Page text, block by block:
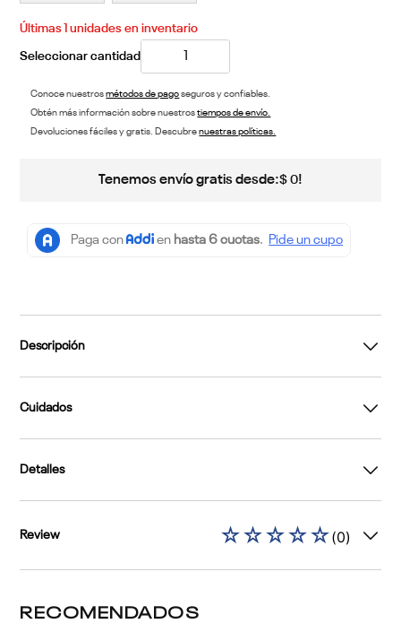
Últimas unidades en inventario
Conoce nuestrosmétodos de pagoseguros y confiables.
Obtén más información sobre nuestrostiempos de envío.
Devoluciones fáciles y gratis. Descubrenuestras políticas.
Tenemos envío gratis desde:$ 0!
Descripción
Cuidados
Detalles
Review ☆☆☆☆☆(0)
RECOMENDADOS